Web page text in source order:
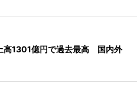
高1301億円で過去最高 国内外